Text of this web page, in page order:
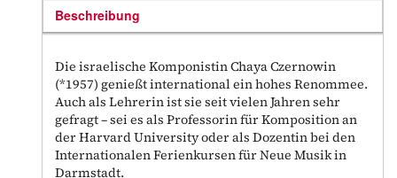
Beschreibung
Die israelische Komponistin Chaya Czernowin
(*1957) genießt international ein hohes Renommee.
Auch als Lehrerin ist sie seit vielen Jahren sehr
gefragt – sei es als Professorin für Komposition an
der Harvard University oder als Dozentin bei den
Internationalen Ferienkursen für Neue Musik in
Darmstadt.